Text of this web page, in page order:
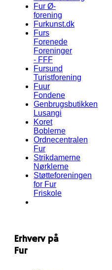
Fur Ø-
forening
Furkunst.dk
Furs
Forenede
Foreninger
- FFF
Fursund
Turistforening
Fuur
Fondene
Genbrugsbutikken
Lusangi
Koret
Boblerne
Ordnecentralen
Fur
Strikdamerne
Nørklerne
Støtteforeningen
for Fur
Friskole
Erhverv på
Fur